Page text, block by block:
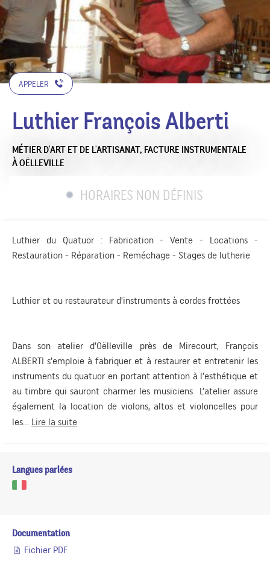
APPELER
Luthier François Alberti
MÉTIER D'ART ET DE L'ARTISANAT, FACTURE INSTRUMENTALE
À OËLLEVILLE
HORAIRES NON DÉFINIS
Luthier du Quatuor : Fabrication - Vente - Locations -
Restauration - Réparation - Reméchage - Stages de lutherie
Luthier et ou restaurateur d'instruments à cordes frottées
Dans son atelier d’Oëlleville près de Mirecourt, François
ALBERTI s’emploie à fabriquer et à restaurer et entretenir les
instruments du quatuor en portant attention à l’esthétique et
au timbre qui sauront charmer les musiciens L’atelier assure
également la location de violons, altos et violoncelles pour
les... Lire la suite
Langues parlées
Documentation
Fichier PDF